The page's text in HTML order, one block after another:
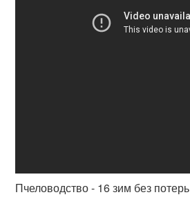
Пчеловодство - 16 зим без потерь